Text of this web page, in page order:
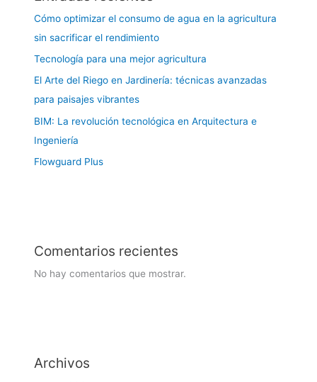
Cómo optimizar el consumo de agua en la agricultura
sin sacrificar el rendimiento
Tecnología para una mejor agricultura
El Arte del Riego en Jardinería: técnicas avanzadas
para paisajes vibrantes
BIM: La revolución tecnológica en Arquitectura e
Ingeniería
Flowguard Plus
Comentarios recientes
No hay comentarios que mostrar.
Archivos